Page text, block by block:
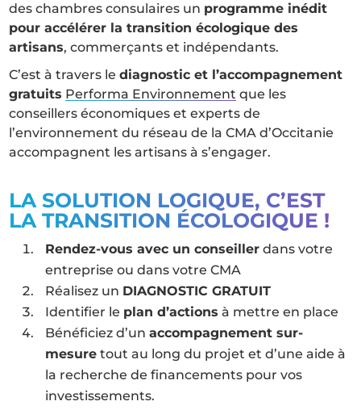
des chambres consulaires un programme inédit
pour accélérer la transition écologique des
artisans, commerçants et indépendants.
C’est à travers lediagnostic et l’accompagnement
gratuits Performa Environnement que les
conseillers économiques et experts de
l’environnement du réseau de la CMA d’Occitanie
accompagnent les artisans à s’engager.
LA SOLUTION LOGIQUE, C’EST
LA TRANSITION ÉCOLOGIQUE !
Rendez-vous avec un conseiller dans votre
entreprise ou dans votre CMA
Réalisez un DIAGNOSTIC GRATUIT
Identifier le plan d’actions à mettre en place
Bénéficiez d’unaccompagnement sur-
mesure tout au long du projet et d’une aide à
la recherche de financements pour vos
investissements.